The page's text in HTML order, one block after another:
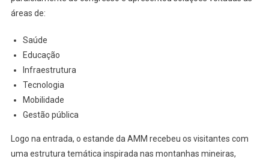
áreas de:
Saúde
Educação
Infraestrutura
Tecnologia
Mobilidade
Gestão pública
Logo na entrada, o estande da AMM recebeu os visitantes com
uma estrutura temática inspirada nas montanhas mineiras,